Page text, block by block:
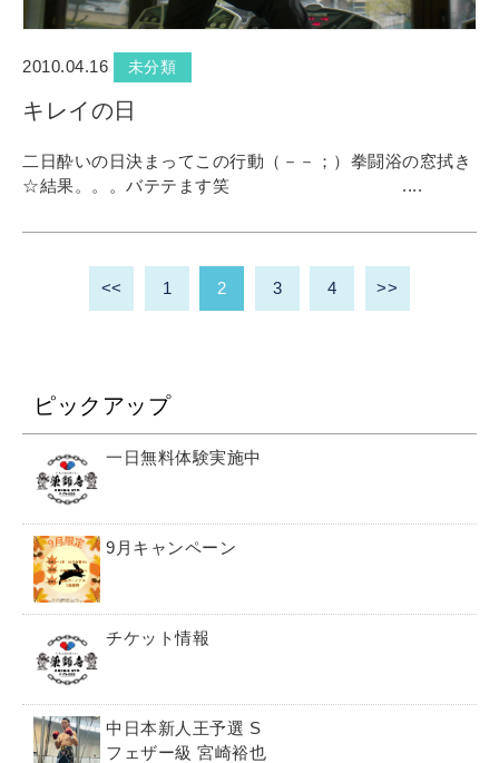
2010.04.16 未分類
キレイの日
二日酔いの日決まってこの行動（－－；）拳闘浴の窓拭き
☆結果。。。バテテます笑 ....
<< 1 2 3 4 >>
ピックアップ
一日無料体験実施中
9月キャンペーン
チケット情報
中日本新人王予選 S
フェザー級 宮崎裕也